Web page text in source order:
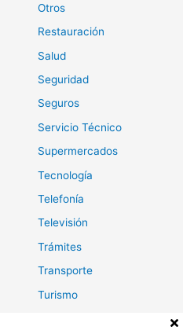
Otros
Restauración
Salud
Seguridad
Seguros
Servicio Técnico
Supermercados
Tecnología
Telefonía
Televisión
Trámites
Transporte
Turismo